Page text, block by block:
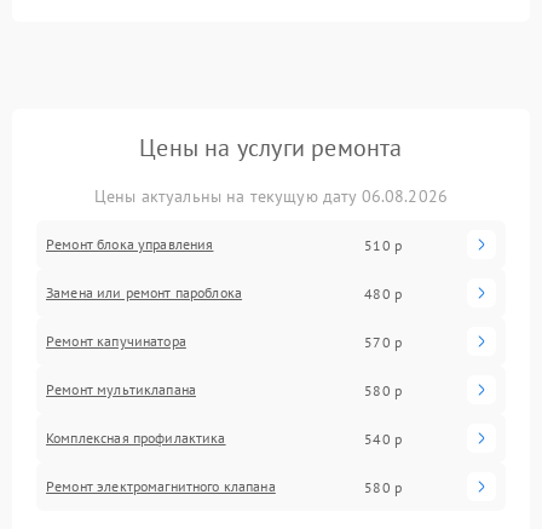
Цены на услуги ремонта
Цены актуальны на текущую дату 06.08.2026
Ремонт блока управления 510 р
Замена или ремонт пароблока 480 р
Ремонт капучинатора 570 р
Ремонт мультиклапана 580 р
Комплексная профилактика 540 р
Ремонт электромагнитного клапана 580 р